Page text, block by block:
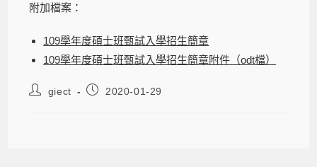
附加檔案：
109學年度碩士班甄試入學招生簡章
109學年度碩士班甄試入學招生簡章附件（odt檔）
giect 2020-01-29